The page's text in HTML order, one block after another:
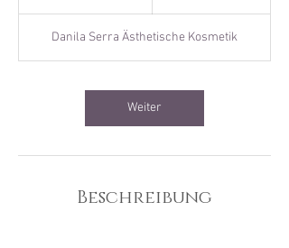
n
Danila Serra Ästhetische Kosmetik
Weiter
Beschreibung